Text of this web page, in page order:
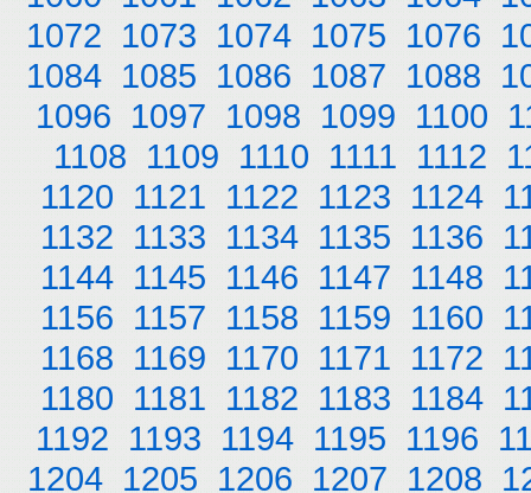
1072 1073 1074 1075 1076
1084 1085 1086 1087 1088
1096 1097 1098 1099 1100
1108 1109 1110 1111 1112
1120 1121 1122 1123 1124
1132 1133 1134 1135 1136
1144 1145 1146 1147 1148
1156 1157 1158 1159 1160
1168 1169 1170 1171 1172
1180 1181 1182 1183 1184
1192 1193 1194 1195 1196
1204 1205 1206 1207 1208